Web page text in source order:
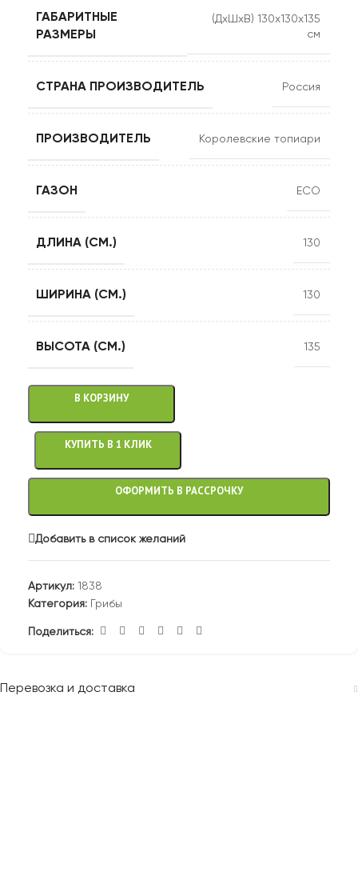
ГАБАРИТНЫЕ
РАЗМЕРЫ
(ДхШхВ) 130х130х135
см
СТРАНА ПРОИЗВОДИТЕЛЬ Россия
ПРОИЗВОДИТЕЛЬ Королевские топиари
ГАЗОН ECO
ДЛИНА (СМ.) 130
ШИРИНА (СМ.) 130
ВЫСОТА (СМ.) 135
В КОРЗИНУ
КУПИТЬ В 1 КЛИК
ОФОРМИТЬ В РАССРОЧКУ
Добавить в список желаний
Артикул: 1838
Категория: Грибы
Поделиться:
Перевозка и доставка